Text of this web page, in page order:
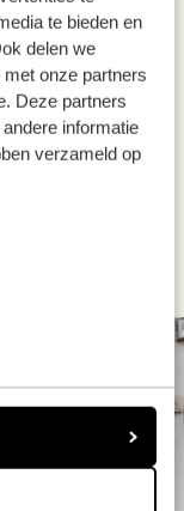
te bieden en
delen we
onze partners
Deze partners
informatie
verzameld op
en een
& Kamille